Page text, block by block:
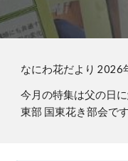
なにわ花だより 2026
今月の特集は父の日
東部 国東花き部会で